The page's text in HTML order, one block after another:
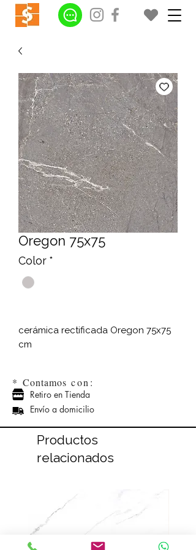
Oregon 75x75
Color *
cerámica rectificada Oregon 75x75
cm
* Contamos con:
Retiro en Tienda
Envío a domicilio
Productos
relacionados